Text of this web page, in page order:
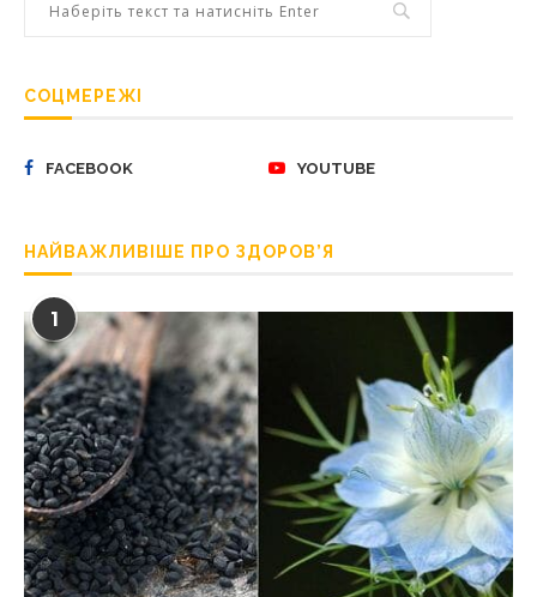
СОЦМЕРЕЖІ
FACEBOOK YOUTUBE
НАЙВАЖЛИВІШЕ ПРО ЗДОРОВ’Я
1